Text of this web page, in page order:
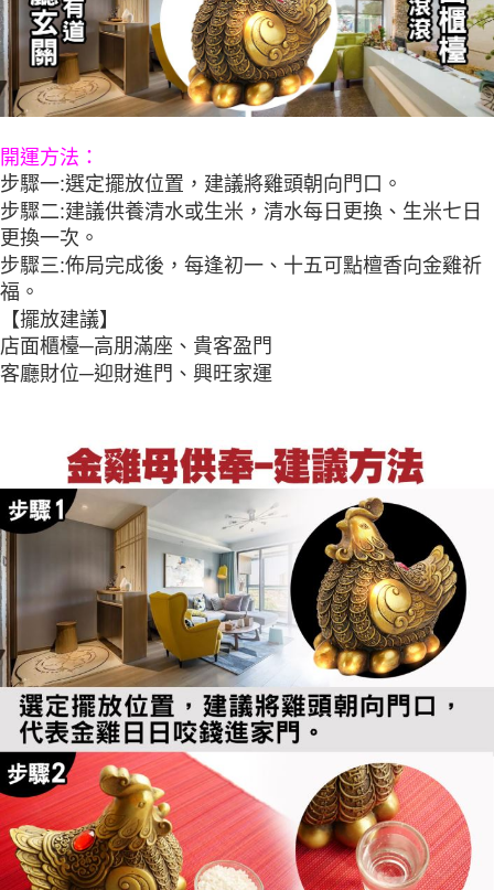
開運方法：
步驟一:選定擺放位置，建議將雞頭朝向門口。
步驟二:建議供養清水或生米，清水每日更換、生米七日
更換一次。
步驟三:佈局完成後，每逢初一、十五可點檀香向金雞祈
福。
【擺放建議】
店面櫃檯─高朋滿座、貴客盈門
客廳財位─迎財進門、興旺家運